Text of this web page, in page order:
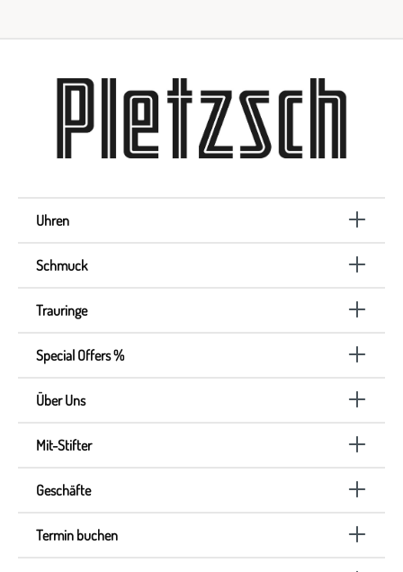
Uhren
Schmuck
Trauringe
Special Offers %
Über Uns
Mit-Stifter
Geschäfte
Termin buchen